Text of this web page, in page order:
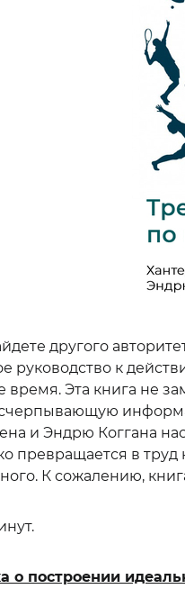
другого
руководство к
Эта книга не
и Эндрю Коггана
превращается в
К сожалению,
о построении